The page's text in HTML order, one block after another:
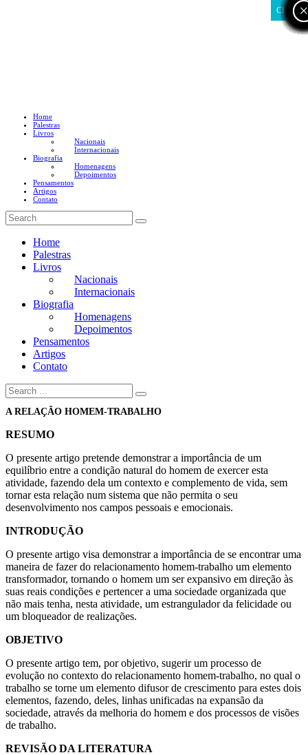
Home
Palestras
Livros
Nacionais
Internacionais
Biografia
Homenagens
Depoimentos
Pensamentos
Artigos
Contato
Home
Palestras
Livros
Nacionais
Internacionais
Biografia
Homenagens
Depoimentos
Pensamentos
Artigos
Contato
A RELAÇÃO HOMEM-TRABALHO
RESUMO
O presente artigo pretende demonstrar a importância de um
equilíbrio entre a condição natural do homem de exercer esta
atividade, fazendo dela um contexto e complemento de vida, sem
tornar esta relação num sistema que não permita o seu
desenvolvimento nos campos pessoais e emocionais.
INTRODUÇÃO
O presente artigo visa demonstrar a importância de se encontrar uma
maneira de fazer do relacionamento homem-trabalho um elemento
transformador, tornando o homem um ser expansivo em direção às
suas reais condições e pertencer a uma sociedade organizada que
não mais tenha, nesta atividade, um estrangulador da felicidade ou
um bloqueador de realizações.
OBJETIVO
O presente artigo tem, por objetivo, sugerir um processo de
evolução no contexto do relacionamento homem-trabalho, no qual o
trabalho se torne um elemento difusor de crescimento para estes dois
elementos, fazendo, deles, linhas unificadas na expansão da
sociedade, através da melhoria do homem e dos processos de visões
de trabalho.
REVISÃO DA LITERATURA
×
×
×
×
CLOSE×
×
×
×
×
×
×
×
×
×
×
×
×
×
×
×
×
×
×
×
×
×
×
×
×
×
×
×
×
×
×
×
×
×
×
×
×